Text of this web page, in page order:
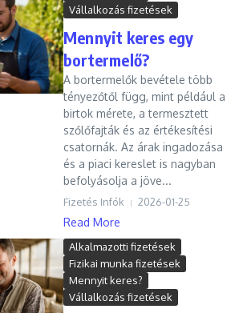
Vállalkozás fizetések
Mennyit keres egy
bortermelő?
A bortermelők bevétele több
tényezőtől függ, mint például a
birtok mérete, a termesztett
szőlőfajták és az értékesítési
csatornák. Az árak ingadozása
és a piaci kereslet is nagyban
befolyásolja a jöve...
Fizetés Infók 2026-01-25
Read More
Alkalmazotti fizetések
Fizikai munka fizetések
Mennyit keres?
Vállalkozás fizetések